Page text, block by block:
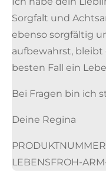
Sorgfalt und
ebenso sorgfältig
aufbewahrst, bleibt
besten Fall ein
Bei Fragen bin ich
Deine Regina
PRODUKTNUMMER
LEBENSFROH-